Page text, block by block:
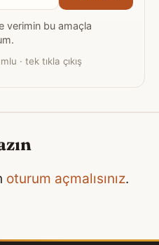
verimin bu amaçla
· tek tıkla çıkış
oturum açmalısınız.